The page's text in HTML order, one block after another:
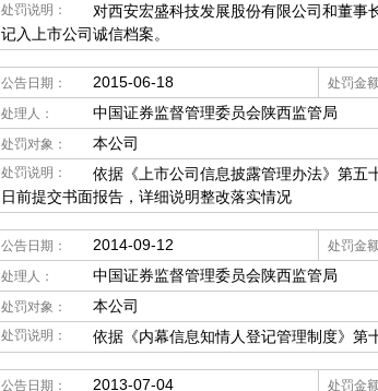
处罚说明：
对西安宏盛科技发展股份有限公司和董
记入上市公司诚信档案。
公告日期： 2015-06-18 处罚金
处理人： 中国证券监督管理委员会陕西监管局
处罚对象： 本公司
处罚说明：
依据《上市公司信息披露管理办法》第五
日前提交书面报告，详细说明整改落实情况
公告日期： 2014-09-12 处罚金
处理人： 中国证券监督管理委员会陕西监管局
处罚对象： 本公司
处罚说明：
依据《内幕信息知情人登记管理制度》第
公告日期： 2013-07-04 处罚金